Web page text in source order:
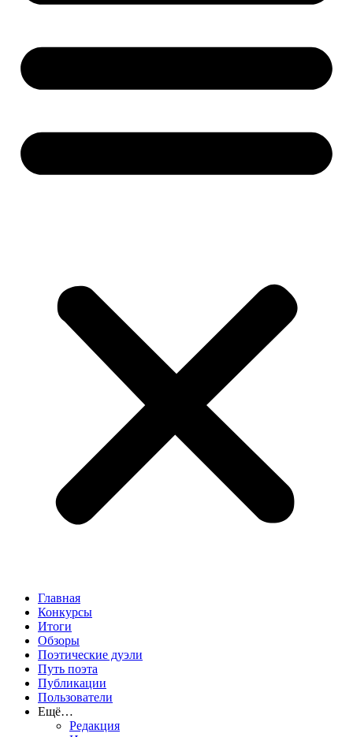
Главная
Конкурсы
Итоги
Обзоры
Поэтические дуэли
Путь поэта
Публикации
Пользователи
Ещё…
Редакция